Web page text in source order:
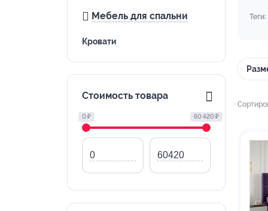
Мебель для спальни
Кровати
Стоимость товара
0 ₽ 60 420 ₽
Теги: